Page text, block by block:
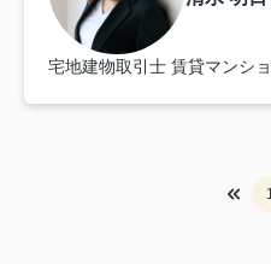
宅地建物取引士 賃貸マンシ